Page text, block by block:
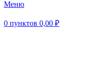
Меню
0 пунктов 0,00 ₽